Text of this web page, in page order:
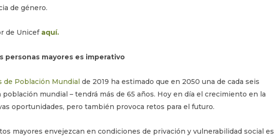
de género.
de Unicef aquí.
personas mayores es imperativo
de Población Mundial de 2019 ha estimado que en 2050 una de cada seis
población mundial – tendrá más de 65 años. Hoy en día el crecimiento en la
oportunidades, pero también provoca retos para el futuro.
mayores envejezcan en condiciones de privación y vulnerabilidad social es